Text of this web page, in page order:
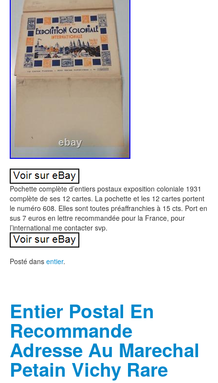
Pochette complète d’entiers postaux exposition coloniale 1931
complète de ses 12 cartes. La pochette et les 12 cartes portent
le numéro 608. Elles sont toutes préaffranchies à 15 cts. Port en
sus 7 euros en lettre recommandée pour la France, pour
l’international me contacter svp.
Posté dans entier.
Entier Postal En
Recommande
Adresse Au Marechal
Petain Vichy Rare